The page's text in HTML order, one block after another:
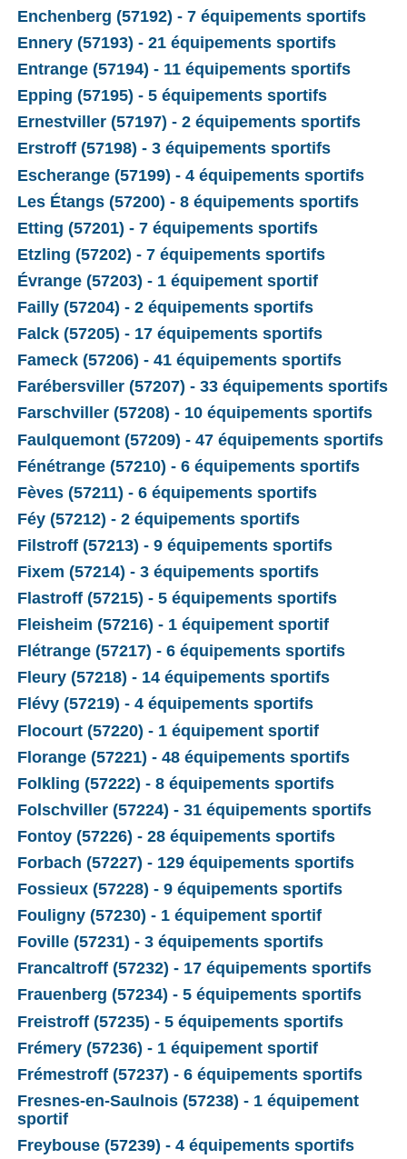
Enchenberg (57192) - 7 équipements sportifs
Ennery (57193) - 21 équipements sportifs
Entrange (57194) - 11 équipements sportifs
Epping (57195) - 5 équipements sportifs
Ernestviller (57197) - 2 équipements sportifs
Erstroff (57198) - 3 équipements sportifs
Escherange (57199) - 4 équipements sportifs
Les Étangs (57200) - 8 équipements sportifs
Etting (57201) - 7 équipements sportifs
Etzling (57202) - 7 équipements sportifs
Évrange (57203) - 1 équipement sportif
Failly (57204) - 2 équipements sportifs
Falck (57205) - 17 équipements sportifs
Fameck (57206) - 41 équipements sportifs
Farébersviller (57207) - 33 équipements sportifs
Farschviller (57208) - 10 équipements sportifs
Faulquemont (57209) - 47 équipements sportifs
Fénétrange (57210) - 6 équipements sportifs
Fèves (57211) - 6 équipements sportifs
Féy (57212) - 2 équipements sportifs
Filstroff (57213) - 9 équipements sportifs
Fixem (57214) - 3 équipements sportifs
Flastroff (57215) - 5 équipements sportifs
Fleisheim (57216) - 1 équipement sportif
Flétrange (57217) - 6 équipements sportifs
Fleury (57218) - 14 équipements sportifs
Flévy (57219) - 4 équipements sportifs
Flocourt (57220) - 1 équipement sportif
Florange (57221) - 48 équipements sportifs
Folkling (57222) - 8 équipements sportifs
Folschviller (57224) - 31 équipements sportifs
Fontoy (57226) - 28 équipements sportifs
Forbach (57227) - 129 équipements sportifs
Fossieux (57228) - 9 équipements sportifs
Fouligny (57230) - 1 équipement sportif
Foville (57231) - 3 équipements sportifs
Francaltroff (57232) - 17 équipements sportifs
Frauenberg (57234) - 5 équipements sportifs
Freistroff (57235) - 5 équipements sportifs
Frémery (57236) - 1 équipement sportif
Frémestroff (57237) - 6 équipements sportifs
Fresnes-en-Saulnois (57238) - 1 équipement
sportif
Freybouse (57239) - 4 équipements sportifs